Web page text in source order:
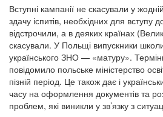
Вступні кампанії не скасували у
здачу іспитів, необхідних для вступу
відстрочили, а в деяких країнах
скасували. У Польщі випускники
українського ЗНО — «матуру».
повідомило польське міністерство
пізній період. Це також дає і
часу на оформлення документів та
проблем, які виникли у зв’язку з